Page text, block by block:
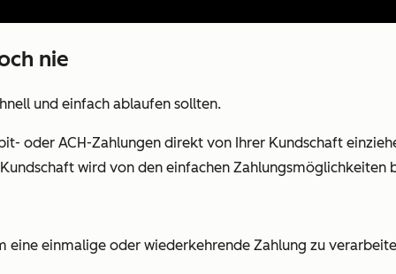
nie
und einfach ablaufen sollten.
oder ACH-Zahlungen direkt von Ihrer Kundschaft
wird von den einfachen Zahlungsmöglichkeiten
eine einmalige oder wiederkehrende Zahlung zu